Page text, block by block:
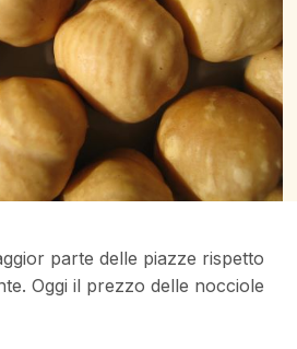
parte delle piazze rispetto
Oggi il prezzo delle nocciole